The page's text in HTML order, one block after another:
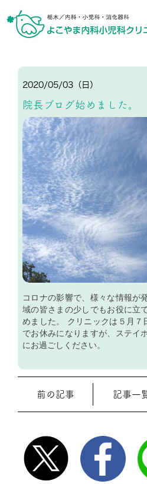
2020/05/03（日）
院長ブログ始めました。
コロナの影響で、様々な情報が
域の皆さまの少しでもお役に立
めました。 クリニックは５月７
でお休みになりますが、ステイ
にお過ごしください。
前の記事 記事一